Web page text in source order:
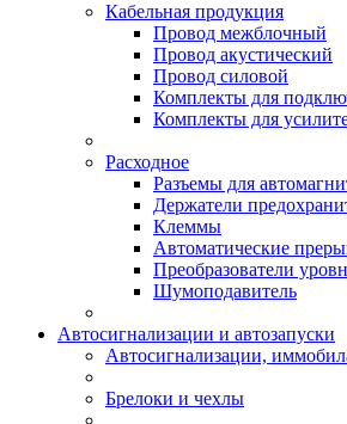
Кабельная продукция
Провод межблочный
Провод акустический
Провод силовой
Комплекты для
Комплекты для
Расходное
Разъемы для
Держатели
Клеммы
Автоматические
Преобразователи
Шумоподавитель
Автосигнализации и автозапуски
Автосигнализации,
Брелоки и чехлы